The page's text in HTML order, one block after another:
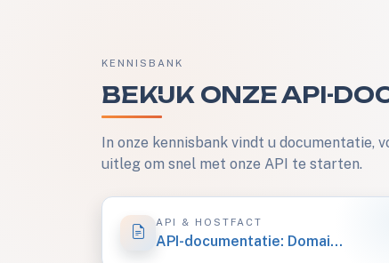
KENNISBANK
BEKIJK ONZE API-
In onze kennisbank vindt u documentatie,
uitleg om snel met onze API te starten.
API & HOSTFACT
API-documentatie: Domains Module